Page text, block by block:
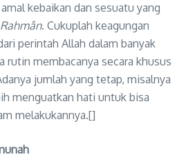
kebaikan dan sesuatu yang
. Cukuplah keagungan
perintah Allah dalam banyak
rutin membacanya secara khusus
jumlah yang tetap, misalnya
menguatkan hati untuk bisa
melakukannya.[]